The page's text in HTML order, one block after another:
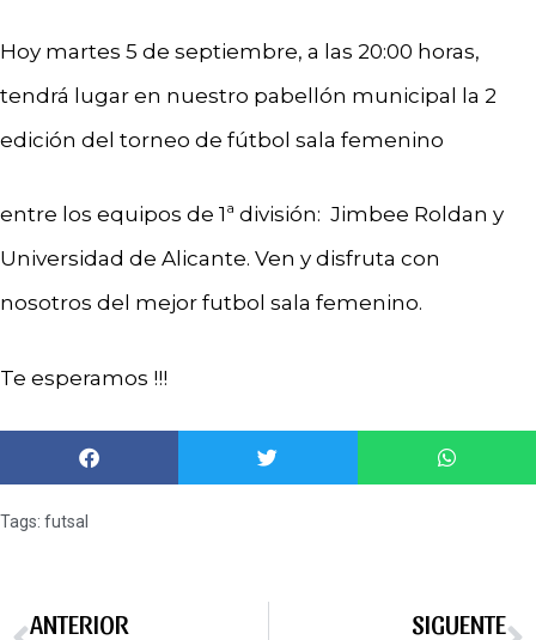
Hoy martes 5 de septiembre, a las 20:00 horas,
tendrá lugar en nuestro pabellón municipal la 2
edición del torneo de fútbol sala femenino
entre los equipos de 1ª división: Jimbee Roldan y
Universidad de Alicante. Ven y disfruta con
nosotros del mejor futbol sala femenino.
Te esperamos !!!
Tags: futsal
ANTERIOR SIGUENTE